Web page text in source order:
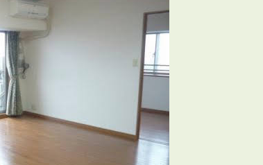
3POINT
自慢の「賃料設定」／マーケティング
仲介会社とのネットワークで情報提供力に自信あり
物件プロモーション＆バリューアップリフォーム